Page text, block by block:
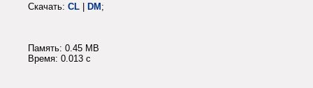
Скачать: CL | DM;
Память: 0.45 MB
Время: 0.013 c